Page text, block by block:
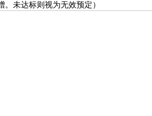
。未达标则视为无效预定）